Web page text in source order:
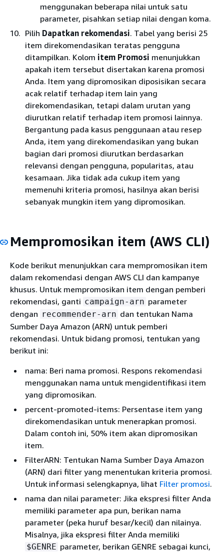
menggunakan beberapa nilai untuk satu
parameter, pisahkan setiap nilai dengan koma.
Pilih Dapatkan rekomendasi. Tabel yang berisi 25
item direkomendasikan teratas pengguna
ditampilkan. Kolom item Promosi menunjukkan
apakah item tersebut disertakan karena promosi
Anda. Item yang dipromosikan diposisikan secara
acak relatif terhadap item lain yang
direkomendasikan, tetapi dalam urutan yang
diurutkan relatif terhadap item promosi lainnya.
Bergantung pada kasus penggunaan atau resep
Anda, item yang direkomendasikan yang bukan
bagian dari promosi diurutkan berdasarkan
relevansi dengan pengguna, popularitas, atau
kesamaan. Jika tidak ada cukup item yang
memenuhi kriteria promosi, hasilnya akan berisi
sebanyak mungkin item yang dipromosikan.
Mempromosikan item (AWS CLI)
Kode berikut menunjukkan cara mempromosikan item
dalam rekomendasi dengan AWS CLI dan kampanye
khusus. Untuk mempromosikan item dengan pemberi
rekomendasi, ganti campaign-arn parameter
dengan recommender-arn dan tentukan Nama
Sumber Daya Amazon (ARN) untuk pemberi
rekomendasi. Untuk bidang promosi, tentukan yang
berikut ini:
nama: Beri nama promosi. Respons rekomendasi
menggunakan nama untuk mengidentifikasi item
yang dipromosikan.
percent-promoted-items: Persentase item yang
direkomendasikan untuk menerapkan promosi.
Dalam contoh ini, 50% item akan dipromosikan
item.
FilterARN: Tentukan Nama Sumber Daya Amazon
(ARN) dari filter yang menentukan kriteria promosi.
Untuk informasi selengkapnya, lihat Filter promosi.
nama dan nilai parameter: Jika ekspresi filter Anda
memiliki parameter apa pun, berikan nama
parameter (peka huruf besar/kecil) dan nilainya.
Misalnya, jika ekspresi filter Anda memiliki
$GENRE parameter, berikan GENRE sebagai kunci,